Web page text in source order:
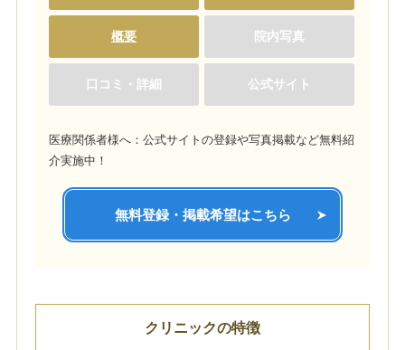
概要 院内写真
口コミ・詳細 公式サイト
医療関係者様へ：公式サイトの登録や写真掲載など無料紹
介実施中！
無料登録・掲載希望はこちら
クリニックの特徴